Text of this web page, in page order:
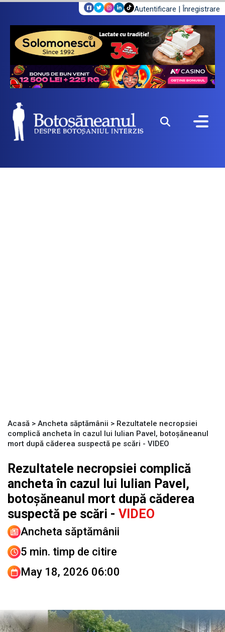
Autentificare | Înregistrare
Acasă > Ancheta săptămânii > Rezultatele necropsiei
complică ancheta în cazul lui Iulian Pavel, botoșăneanul
mort după căderea suspectă pe scări - VIDEO
Rezultatele necropsiei complică
ancheta în cazul lui Iulian Pavel,
botoșăneanul mort după căderea
suspectă pe scări - VIDEO
Ancheta săptămânii
5 min. timp de citire
May 18, 2026 06:00